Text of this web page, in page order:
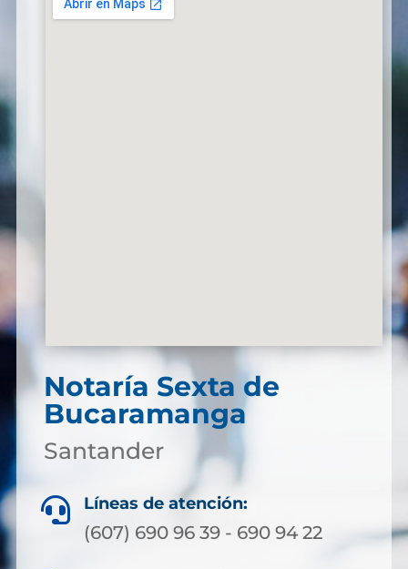
Notaría Sexta de
Bucaramanga
Santander
 Líneas de atención:
(607) 690 96 39 - 690 94 22